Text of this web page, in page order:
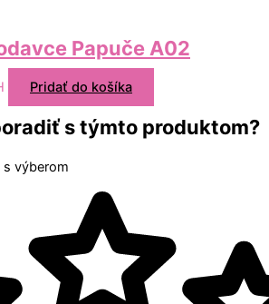
Papuče A02
Pridať do košíka
s týmto produktom?
s výberom